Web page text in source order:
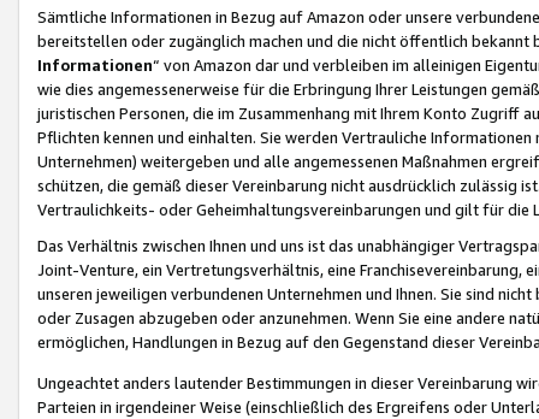
Sämtliche Informationen in Bezug auf Amazon oder unsere
bereitstellen oder zugänglich machen und die nicht öffentlich
Informationen“ von Amazon dar und verbleiben im alleinigen
wie dies angemessenerweise für die Erbringung Ihrer Leistungen
juristischen Personen, die im Zusammenhang mit Ihrem Konto
Pflichten kennen und einhalten. Sie werden Vertrauliche
Unternehmen) weitergeben und alle angemessenen Maßnahmen
schützen, die gemäß dieser Vereinbarung nicht ausdrücklich zulässig
Vertraulichkeits- oder Geheimhaltungsvereinbarungen und gilt für die
Das Verhältnis zwischen Ihnen und uns ist das unabhängiger
Joint-Venture, ein Vertretungsverhältnis, eine Franchisevereinbarung,
unseren jeweiligen verbundenen Unternehmen und Ihnen. Sie sind
oder Zusagen abzugeben oder anzunehmen. Wenn Sie eine andere
ermöglichen, Handlungen in Bezug auf den Gegenstand dieser
Ungeachtet anders lautender Bestimmungen in dieser Vereinbarung
Parteien in irgendeiner Weise (einschließlich des Ergreifens oder